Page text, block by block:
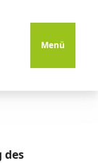
Menü
des